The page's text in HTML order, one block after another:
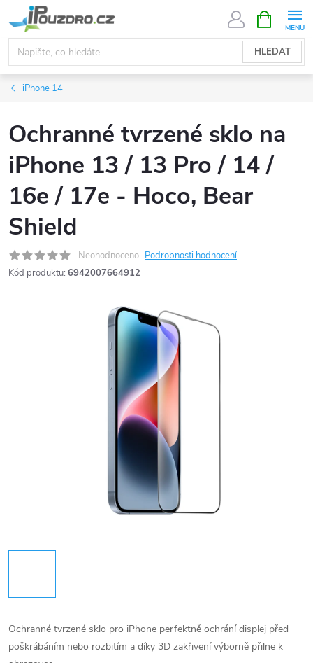
na
obsah
HLEDAT
NÁKUPNÍ
KOŠÍK
iPhone 14
Ochranné tvrzené sklo na
iPhone 13 / 13 Pro / 14 /
16e / 17e - Hoco, Bear
Shield
Neohodnoceno Podrobnosti hodnocení
Kód produktu: 6942007664912
Ochranné tvrzené sklo pro iPhone perfektně ochrání displej před
poškrábáním nebo rozbitím a díky 3D zakřivení výborně přilne k